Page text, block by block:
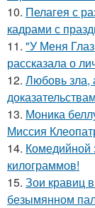
10. Пелагея с
кадрами с
11. "У Меня
рассказала о
12. Любовь зла,
13. Моника
Миссия
14. Комедийной
килограммов!
15. Зои кравиц
безымянном